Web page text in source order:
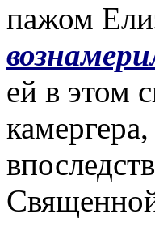
пажом
ей в этом